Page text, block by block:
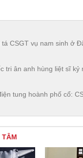
CSGT vụ nam sinh ở
tri ân anh hùng liệt sĩ kỷ
tung hoành phố cổ:
TÂM